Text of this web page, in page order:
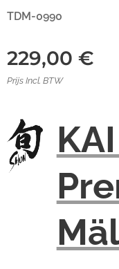
TDM-0990
229,00 €
Prijs Incl. BTW